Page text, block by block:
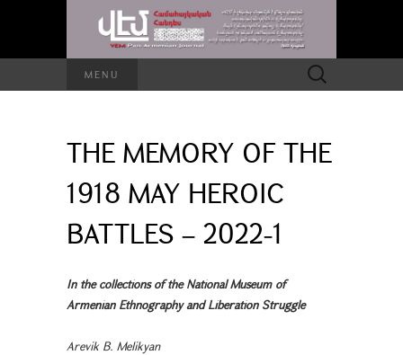
MENU
Search
for:
THE MEMORY OF THE
1918 MAY HEROIC
BATTLES – 2022-1
In the collections of the National Museum of
Armenian Ethnography and Liberation Struggle
Arevik B. Melikyan